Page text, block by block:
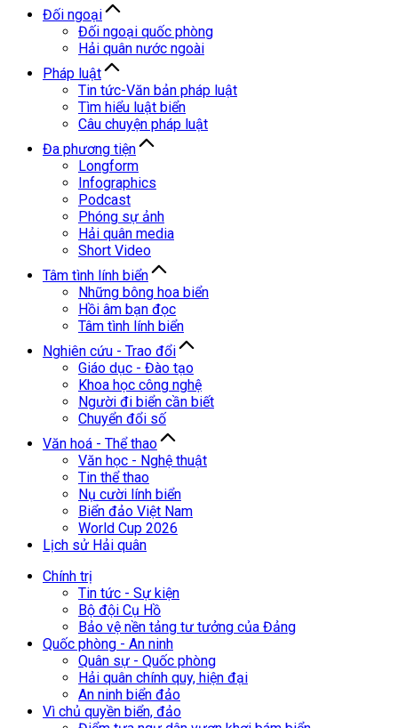
Đối ngoại
Đối ngoại quốc phòng
Hải quân nước ngoài
Pháp luật
Tin tức-Văn bản pháp luật
Tìm hiểu luật biển
Câu chuyện pháp luật
Đa phương tiện
Longform
Infographics
Podcast
Phóng sự ảnh
Hải quân media
Short Video
Tâm tình lính biển
Những bông hoa biển
Hồi âm bạn đọc
Tâm tình lính biển
Nghiên cứu - Trao đổi
Giáo dục - Đào tạo
Khoa học công nghệ
Người đi biển cần biết
Chuyển đổi số
Văn hoá - Thể thao
Văn học - Nghệ thuật
Tin thể thao
Nụ cười lính biển
Biển đảo Việt Nam
World Cup 2026
Lịch sử Hải quân
Chính trị
Tin tức - Sự kiện
Bộ đội Cụ Hồ
Bảo vệ nền tảng tư tưởng của Đảng
Quốc phòng - An ninh
Quân sự - Quốc phòng
Hải quân chính quy, hiện đại
An ninh biển đảo
Vì chủ quyền biển, đảo